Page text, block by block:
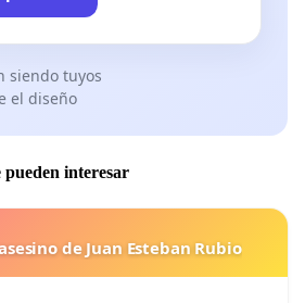
siendo tuyos
el diseño
pueden interesar
de Juan Esteban Rubio